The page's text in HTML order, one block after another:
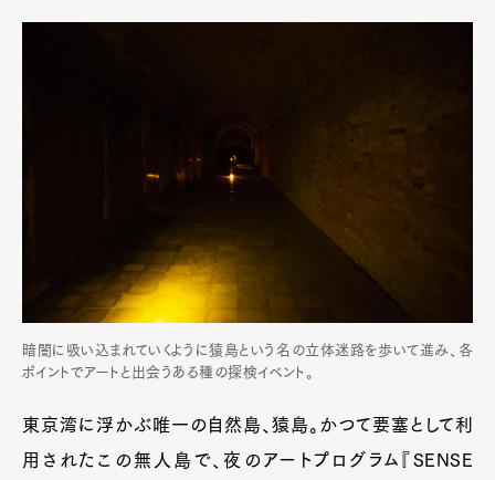
暗闇に吸い込まれていくように猿島という名の立体迷路を歩いて進み、各
ポイントでアートと出会うある種の探検イベント。
東京湾に浮かぶ唯一の自然島、猿島。かつて要塞として利
用されたこの無人島で、夜のアートプログラム『SENSE